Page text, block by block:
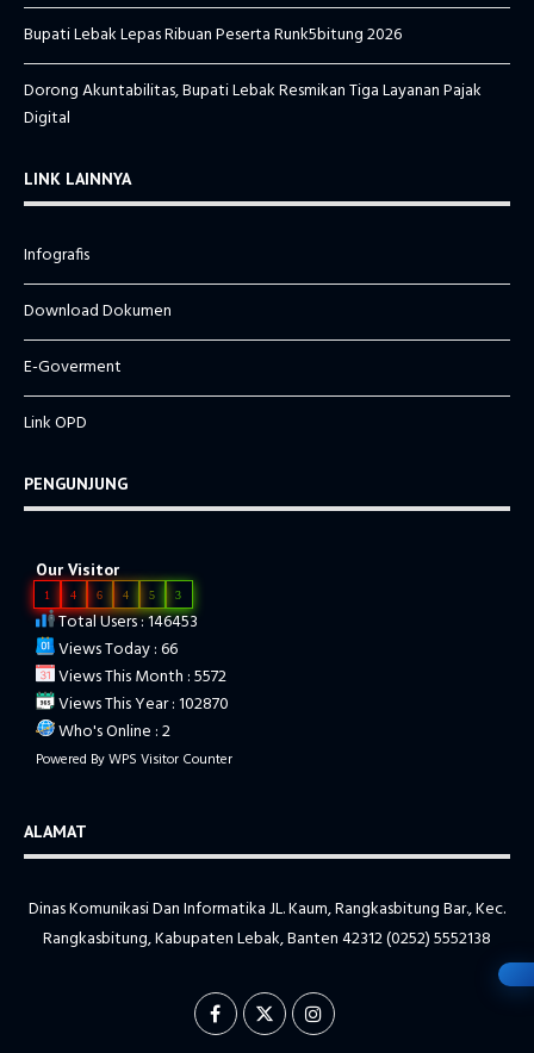
Bupati Lebak Lepas Ribuan Peserta Runk5bitung 2026
Dorong Akuntabilitas, Bupati Lebak Resmikan Tiga Layanan Pajak
Digital
LINK LAINNYA
Infografis
Download Dokumen
E-Goverment
Link OPD
PENGUNJUNG
Our Visitor
1 4 6 4 5 3
Total Users : 146453
Views Today : 66
Views This Month : 5572
Views This Year : 102870
Who's Online : 2
Powered ByWPS Visitor Counter
ALAMAT
Dinas Komunikasi Dan Informatika JL. Kaum, Rangkasbitung Bar., Kec.
Rangkasbitung, Kabupaten Lebak, Banten 42312 (0252) 5552138